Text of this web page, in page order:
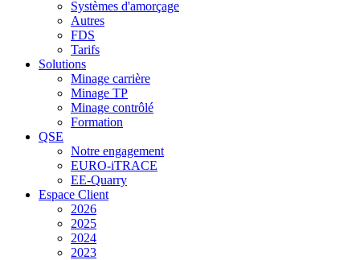
Systèmes d'amorçage
Autres
FDS
Tarifs
Solutions
Minage carrière
Minage TP
Minage contrôlé
Formation
QSE
Notre engagement
EURO-iTRACE
EE-Quarry
Espace Client
2026
2025
2024
2023